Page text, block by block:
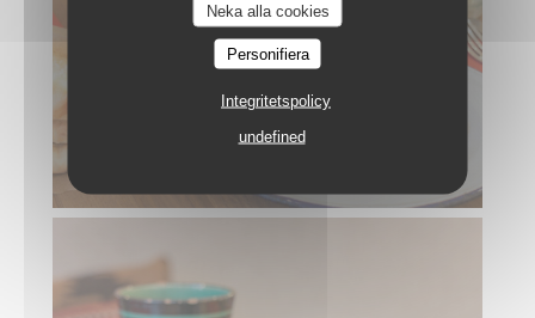
Neka alla cookies
Personifiera
Integritetspolicy
undefined